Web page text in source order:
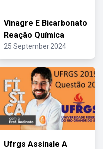
Vinagre E Bicarbonato
Reação Química
25 September 2024
Ufrgs Assinale A